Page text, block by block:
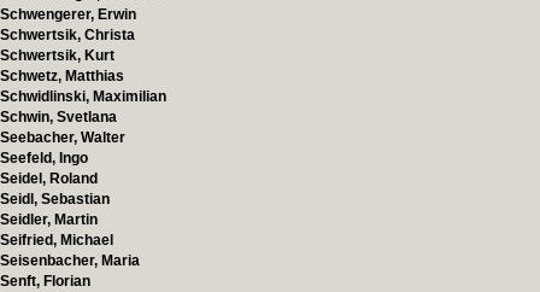
Schwengerer, Erwin
Schwertsik, Christa
Schwertsik, Kurt
Schwetz, Matthias
Schwidlinski, Maximilian
Schwin, Svetlana
Seebacher, Walter
Seefeld, Ingo
Seidel, Roland
Seidl, Sebastian
Seidler, Martin
Seifried, Michael
Seisenbacher, Maria
Senft, Florian